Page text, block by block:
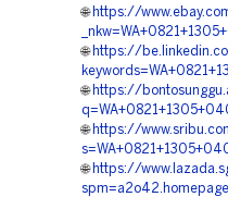
🌐 https://
🌐 https://
🌐 https://
🌐 https://
🌐 https://